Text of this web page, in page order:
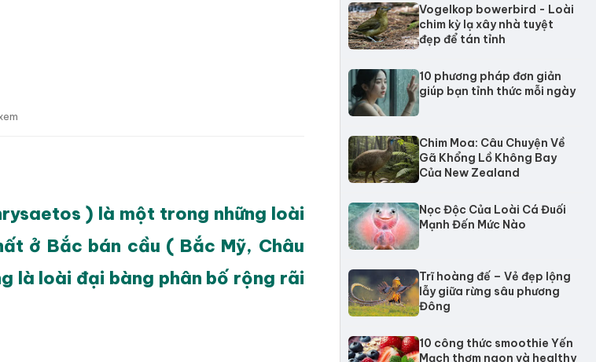
) là một trong những loài
ở Bắc bán cầu ( Bắc Mỹ, Châu
là loài đại bàng phân bố rộng rãi
Vogelkop bowerbird - Loài
chim kỳ lạ xây nhà tuyệt
đẹp để tán tỉnh
10 phương pháp đơn giản
giúp bạn tỉnh thức mỗi ngày
Chim Moa: Câu Chuyện Về
Gã Khổng Lồ Không Bay
Của New Zealand
Nọc Độc Của Loài Cá Đuối
Mạnh Đến Mức Nào
Trĩ hoàng đế – Vẻ đẹp lộng
lẫy giữa rừng sâu phương
Đông
10 công thức smoothie Yến
Mạch thơm ngon và healthy